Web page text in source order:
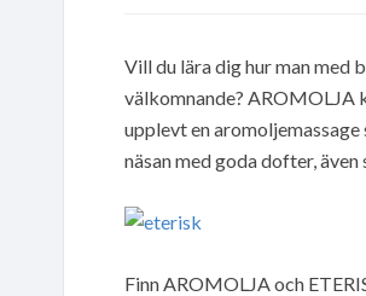
Vill du lära dig hur man med
välkomnande? AROMOLJA
upplevt en
näsan med goda dofter,
Finn AROMOLJA och